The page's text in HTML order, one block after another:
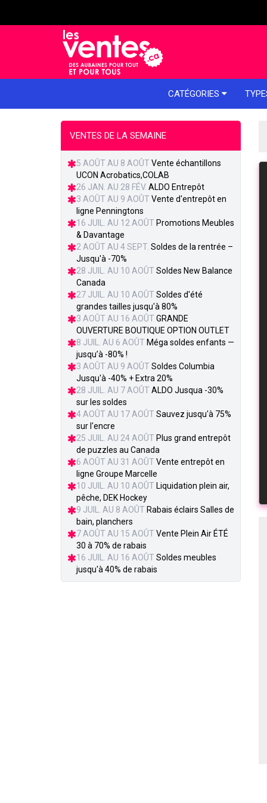
CATÉGORIES
VENTES DE LA SEMAINE
5 AOÛT AU 8 AOÛT Vente échantillons
UCON Acrobatics,COLAB
26 JAN. AU 28 FÉV. ALDO Entrepôt
3 AOÛT AU 9 AOÛT Vente d'entrepôt en
ligne Penningtons
16 JUIL. AU 12 AOÛT Promotions Meubles
& Davantage
2 AOÛT AU 4 SEPT. Soldes de la rentrée –
Jusqu'à -70%
28 JUIL. AU 10 AOÛT Soldes New Balance
Canada
27 JUIL. AU 10 AOÛT Soldes d'été
grandes tailles jusqu'à 80%
3 AOÛT AU 16 AOÛT GRANDE
OUVERTURE BOUTIQUE OPTION OUTLET
8 JUIL. AU 6 AOÛT Méga soldes enfants —
jusqu’à -80% !
3 AOÛT AU 9 AOÛT Soldes Columbia
Jusqu'à -40% + Extra 20%
28 JUIL. AU 7 AOÛT ALDO Jusqua -30%
sur les soldes
4 AOÛT AU 17 AOÛT Sauvez jusqu'à 75%
sur l'encre
25 JUIL. AU 24 AOÛT Plus grand entrepôt
de puzzles au Canada
6 AOÛT AU 31 AOÛT Vente entrepôt en
ligne Groupe Marcelle
10 JUIL. AU 10 AOÛT Liquidation plein air,
pêche, DEK Hockey
9 JUIL. AU 8 AOÛT Rabais éclairs Salles de
bain, planchers
7 AOÛT AU 15 AOÛT Vente Plein Air ÉTÉ
30 à 70% de rabais
16 JUIL. AU 16 AOÛT Soldes meubles
jusqu'à 40% de rabais